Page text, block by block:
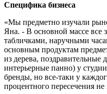
Специфика бизнеса
«Мы предметно изучали
Яна. - В основной массе все
табличками, наручными
основным продуктам
из дерева, поздравительные
интерьерные панно) у
бренды, но все-таки у
процентного пересечения не